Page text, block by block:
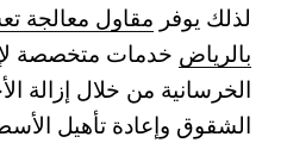
لذلك يوفر مقاول معالجة
بالرياض خدمات متخصصة
الخرسانية من خلال إزالة
الشقوق وإعادة تأهيل